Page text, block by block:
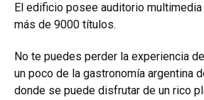
El edificio posee auditorio
más de 9000 títulos.
No te puedes perder la experiencia
un poco de la gastronomía argentina
donde se puede disfrutar de un rico